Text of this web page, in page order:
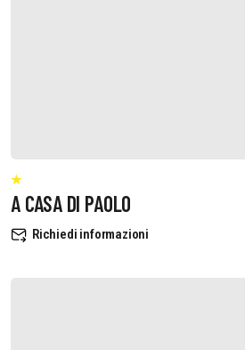
A CASA DI PAOLO
Richiedi informazioni